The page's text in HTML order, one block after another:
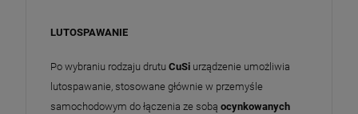
LUTOSPAWANIE
Po wybraniu rodzaju drutu CuSi urządzenie umożliwia
lutospawanie, stosowane głównie w przemyśle
samochodowym do łączenia ze sobą ocynkowanych